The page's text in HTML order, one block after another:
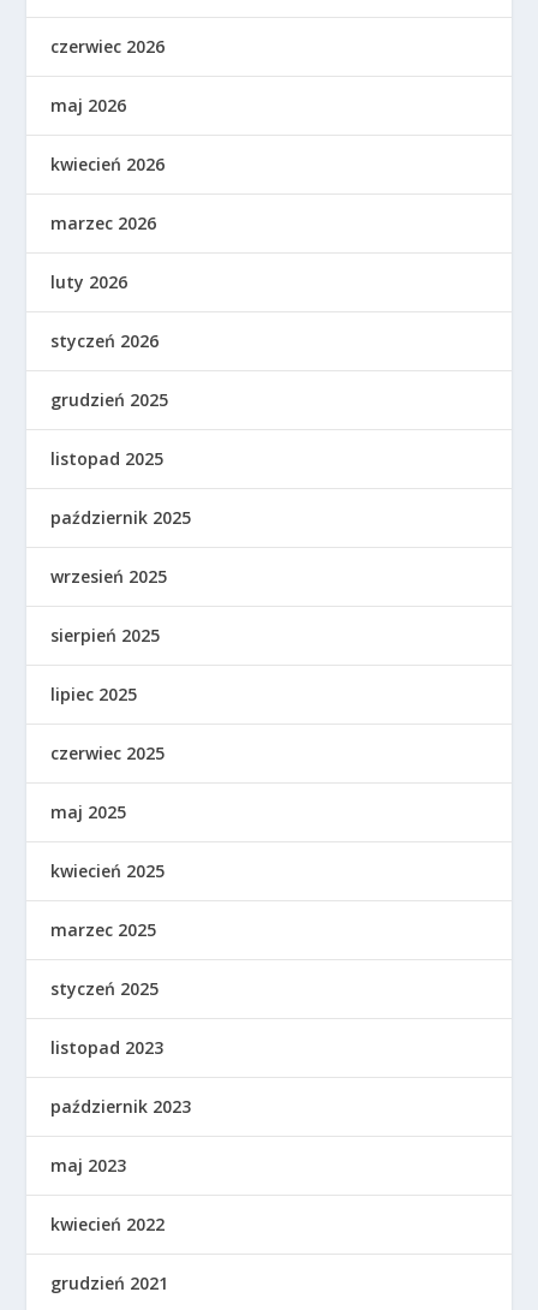
czerwiec 2026
maj 2026
kwiecień 2026
marzec 2026
luty 2026
styczeń 2026
grudzień 2025
listopad 2025
październik 2025
wrzesień 2025
sierpień 2025
lipiec 2025
czerwiec 2025
maj 2025
kwiecień 2025
marzec 2025
styczeń 2025
listopad 2023
październik 2023
maj 2023
kwiecień 2022
grudzień 2021